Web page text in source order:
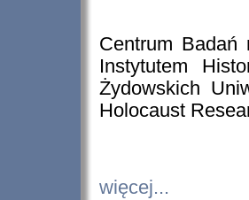
Centrum Badań
Instytutem
Żydowskich
Holocaust
więcej...